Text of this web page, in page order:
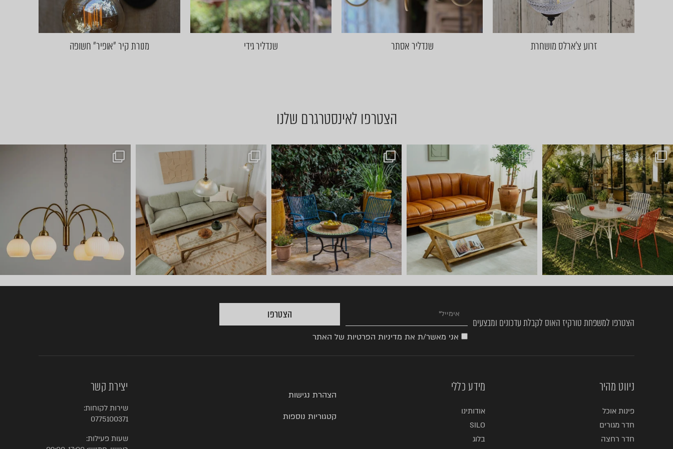
זרוע צ׳ארלס מושחרת שנדליר אסתר שנדליר גידי מנורת קיר ״אופיר״ חשופה
הצטרפו לאינסטרגרם שלנו
ועכשיו הגיע הזמן לשולחן הסל באים לבחור תאורה? ⭐ כל אחד מ
הצטרפו למשפחת טורקיז האוס לקבלת עדכונים ומבצעים
אני מאשר/ת את מדיניות הפרטיות של האתר
הצטרפו
ניווט מהיר
פינות אוכל
חדר מגורים
חדר רחצה
מידע כללי
אודותינו
SILO
בלוג
הצהרת נגישות
קטגוריות נוספות
יצירת קשר
שירות לקוחות:
0775100371
שעות פעילות: